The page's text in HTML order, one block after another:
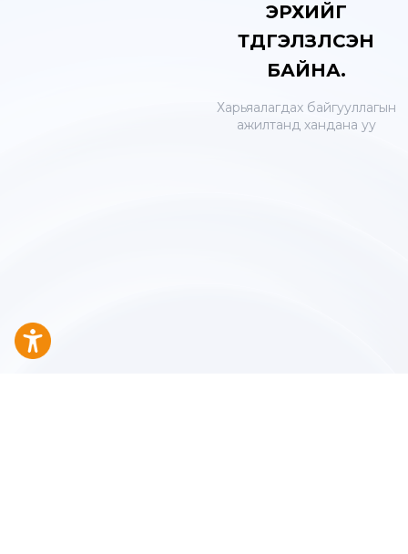
ЭРХИЙГ
ТҮДГЭЛЗҮҮЛСЭН
БАЙНА.
Харьяалагдах байгууллагын
ажилтанд хандана уу